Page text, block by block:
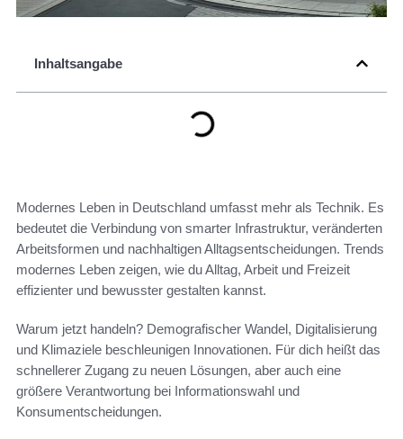
Inhaltsangabe
Modernes Leben in Deutschland umfasst mehr als Technik. Es
bedeutet die Verbindung von smarter Infrastruktur, veränderten
Arbeitsformen und nachhaltigen Alltagsentscheidungen. Trends
modernes Leben zeigen, wie du Alltag, Arbeit und Freizeit
effizienter und bewusster gestalten kannst.
Warum jetzt handeln? Demografischer Wandel, Digitalisierung
und Klimaziele beschleunigen Innovationen. Für dich heißt das
schnellerer Zugang zu neuen Lösungen, aber auch eine
größere Verantwortung bei Informationswahl und
Konsumentscheidungen.